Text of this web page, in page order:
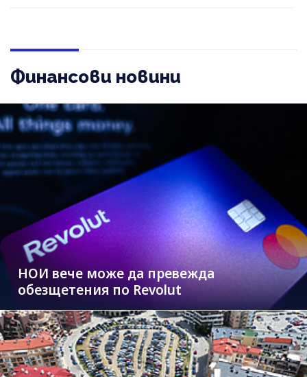
Финансови новини
НОИ вече може да превежда
обезщетения по Revolut